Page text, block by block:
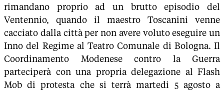
rimandano proprio ad un brutto episodio del
Ventennio, quando il maestro Toscanini venne
cacciato dalla città per non avere voluto eseguire un
Inno del Regime al Teatro Comunale di Bologna. Il
Coordinamento Modenese contro la Guerra
parteciperà con una propria delegazione al Flash
Mob di protesta che si terrà martedi 5 agosto a